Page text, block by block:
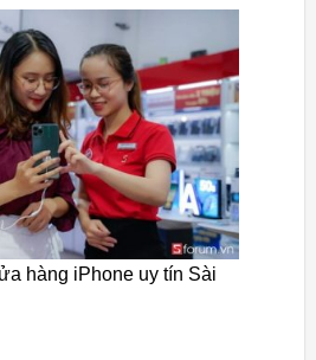
hàng iPhone uy tín Sài